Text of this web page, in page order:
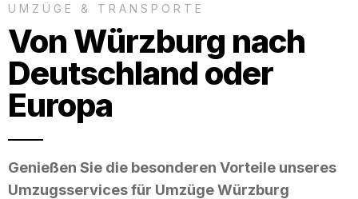
UMZÜGE & TRANSPORTE
Von Würzburg nach
Deutschland oder
Europa
Genießen Sie die besonderen Vorteile unseres
Umzugsservices für Umzüge Würzburg